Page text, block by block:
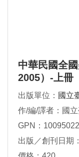
中華民國全
2005）-上冊
出版單位： 國立
作/編/譯者：國
GPN：
出版／創刊日期